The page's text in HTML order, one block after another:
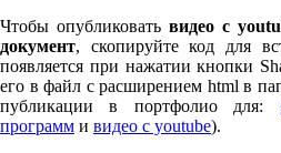
Чтобы опубликовать видео с
документ, скопируйте код для
появляется при нажатии кнопки
его в файл с расширением html в
публикации в портфолио для:
программ и видео с youtube).